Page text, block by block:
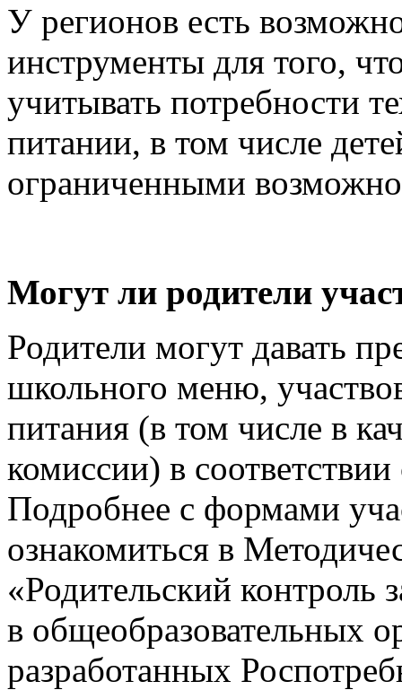
У регионов есть
инструменты для того,
учитывать потребности
питании, в том числе
ограниченными
Могут ли родители
Родители могут давать
школьного меню,
питания (в том числе в
комиссии) в
Подробнее с формами
ознакомиться в
«Родительский контроль
в общеобразовательных
разработанных